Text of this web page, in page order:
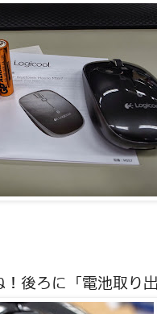
後ろに「電池取り